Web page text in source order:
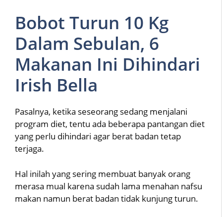
Bobot Turun 10 Kg
Dalam Sebulan, 6
Makanan Ini Dihindari
Irish Bella
Pasalnya, ketika seseorang sedang menjalani
program diet, tentu ada beberapa pantangan diet
yang perlu dihindari agar berat badan tetap
terjaga.
Hal inilah yang sering membuat banyak orang
merasa mual karena sudah lama menahan nafsu
makan namun berat badan tidak kunjung turun.